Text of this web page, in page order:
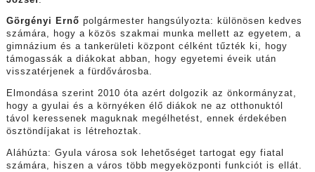
Görgényi Ernő polgármester hangsúlyozta: különösen kedves
számára, hogy a közös szakmai munka mellett az egyetem, a
gimnázium és a tankerületi központ célként tűzték ki, hogy
támogassák a diákokat abban, hogy egyetemi éveik után
visszatérjenek a fürdővárosba.
Elmondása szerint 2010 óta azért dolgozik az önkormányzat,
hogy a gyulai és a környéken élő diákok ne az otthonuktól
távol keressenek maguknak megélhetést, ennek érdekében
ösztöndíjakat is létrehoztak.
Aláhúzta: Gyula városa sok lehetőséget tartogat egy fiatal
számára, hiszen a város több megyeközponti funkciót is ellát.